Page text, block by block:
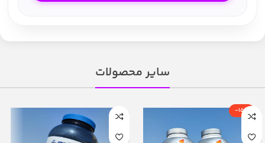
سایر محصولات
-15%